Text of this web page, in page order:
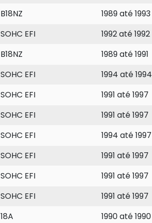
B18NZ
1989 até 1993
SOHC EFI
1992 até 1992
B18NZ
1989 até 1991
SOHC EFI
1994 até 1994
SOHC EFI
1991 até 1997
SOHC EFI
1991 até 1997
SOHC EFI
1994 até 1997
SOHC EFI
1991 até 1997
SOHC EFI
1991 até 1997
SOHC EFI
1991 até 1997
18A
1990 até 1990